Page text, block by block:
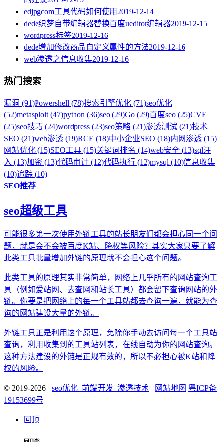
edjpgcom工具代码如何使用 2019-12-14
dede织梦自带编辑器替换百度ueditor编辑器2019-12-15
wordpress标签2019-12-16
dede增加修改商品自定义属性的方法2019-12-16
web渗透之信息收集2019-12-16
热门搜索
漏洞 (91)Powershell (78)搜索引擎优化 (71)seo优化
(52)metasploit (47)python (36)seo (29)Go (29)百度seo (25)CVE
(25)seo技巧 (24)wordpress (23)seo策略 (21)渗透测试 (21)技术
SEO (21)web渗透 (19)RCE (18)中小企业SEO (18)内网渗透 (15)
网站优化 (15)SEO工具 (15)关键词排名 (14)web安全 (13)sql注
入 (13)加密 (13)代码审计 (12)代码执行 (12)mysql (10)信息收集
(10)追踪 (10)
SEO推荐
seo超级工具
可能很多第一次使用外链工具的站长朋友们都会担心同一个问
题，就是会不会被百度K站、降权等风险？其实大家只要了解
此类工具批量增加外链的原理就不会担心这个问题。
此类工具的原理其实非常简单，网络上几乎所有的网站查询工
具（例如爱站网、去查网和站长工具）都会留下查询网站的外
链。你要是把网络上的每一个工具站都去查询一遍，就能为查
询的网站建设大量的外链。
外链工具正是利用这个原理，免除你手动去访问每一个工具站
查询，利用收集到的工具站列表，在线自动为你的网站查询。
这种方法建设的外链是正规有效的，所以不必担心被K站和降
权的风险。
© 2019-2026 seo优化_前端开发_渗透技术 网站地图 粤ICP备
19153699号
回顶